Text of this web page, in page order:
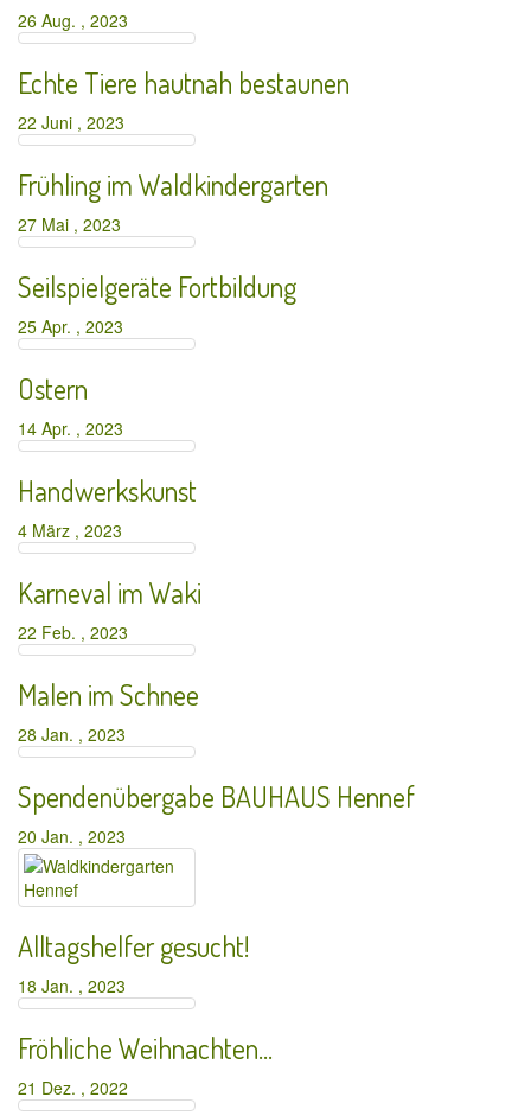
26 Aug. , 2023
Echte Tiere hautnah bestaunen
22 Juni , 2023
Frühling im Waldkindergarten
27 Mai , 2023
Seilspielgeräte Fortbildung
25 Apr. , 2023
Ostern
14 Apr. , 2023
Handwerkskunst
4 März , 2023
Karneval im Waki
22 Feb. , 2023
Malen im Schnee
28 Jan. , 2023
Spendenübergabe BAUHAUS Hennef
20 Jan. , 2023
Alltagshelfer gesucht!
18 Jan. , 2023
Fröhliche Weihnachten…
21 Dez. , 2022